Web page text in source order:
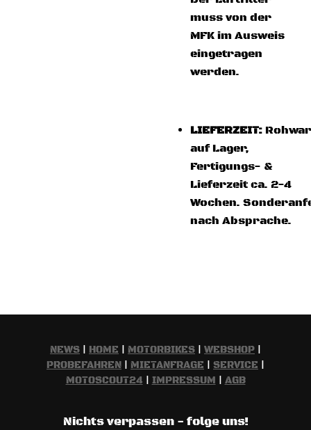
muss von der
MFK im Ausweis
eingetragen
werden.
LIEFERZEIT:
auf Lager,
Fertigungs- &
Lieferzeit ca. 2-4
Wochen.
nach Absprache.
NEWS HOME MOTORBIKES WEBSHOP
PROBEFAHREN
MIETANFRAGE SERVICE
MOTOSCOUT24
IMPRESSUM AGB
Nichts verpassen - folge uns!